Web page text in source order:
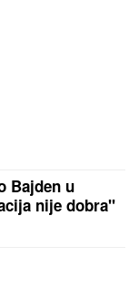
Bajden u
nije dobra"